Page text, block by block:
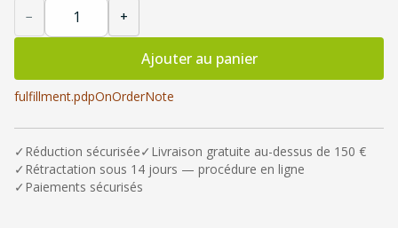
− +
Ajouter au panier
fulfillment.pdpOnOrderNote
✓ Réduction sécurisée✓ Livraison gratuite au-dessus de 150 €
✓ Rétractation sous 14 jours — procédure en ligne
✓ Paiements sécurisés